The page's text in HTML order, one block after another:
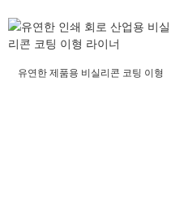
유연한 제품용 비실리콘 코팅 이형